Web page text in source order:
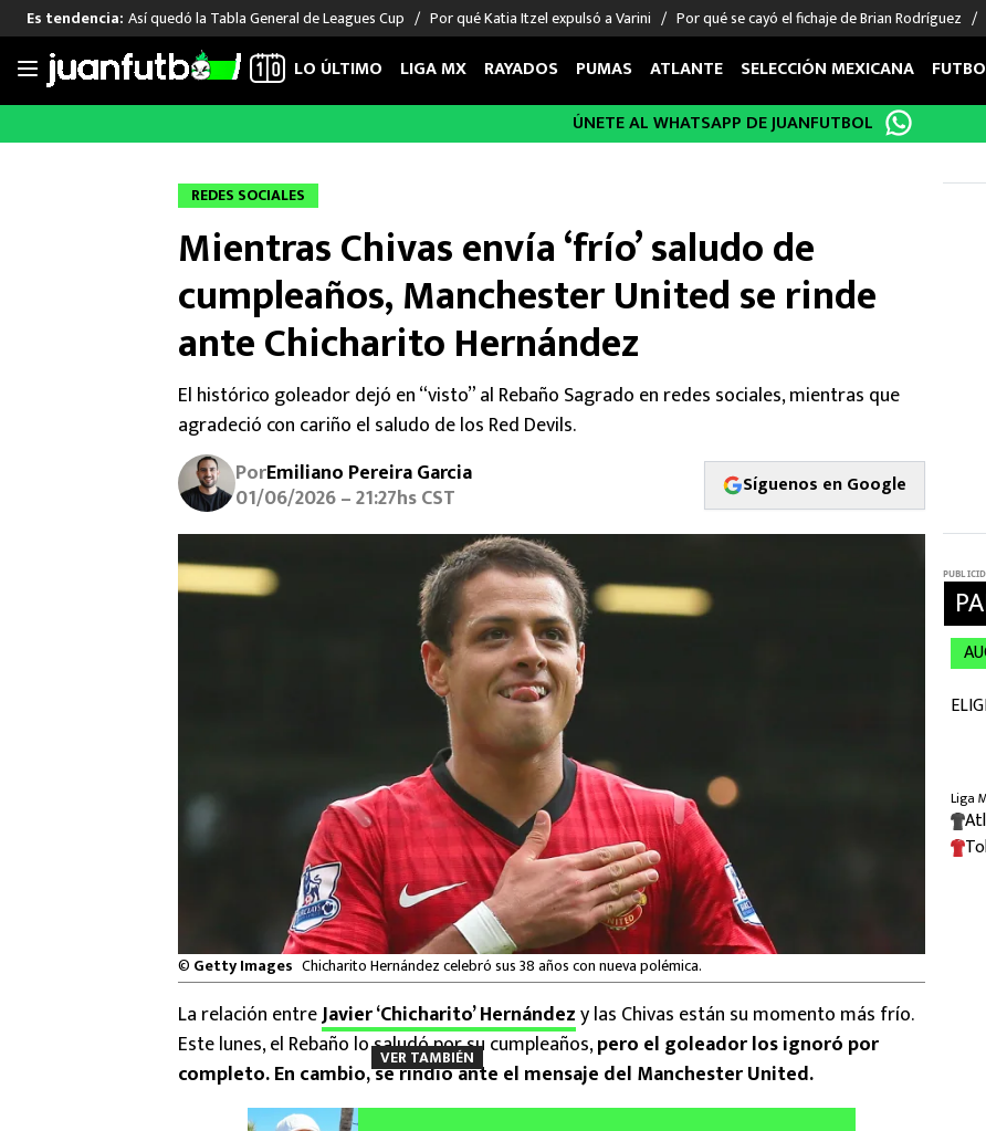
Saltar
Es tendencia: Así quedó la Tabla General de Leagues Cup Por qué Katia Itzel expulsó a Varini Por qué se cayó el fichaje de Brian Rodríguez
LIGA MX
Chivas de Guadalajara
Liga MX Femenil
FUT INTERNACIONAL
Las Noticias
Selección Mexicana
Champions League
Europa League
Real Madrid
Barcelona
MEXICANOS EN EL EXTRANJERO
Memo Ochoa
Chino Huerta
Edson Álvarez
Santiago Giménez
FIGURAS
Sergio Ramos
Giorgos Giakoumakis
André Jardine
DEPORTES
NFL
LO ÚLTIMO LIGA MX RAYADOS PUMAS ATLANTE SELECCIÓN MEXICANA
ÚNETE AL WHATSAPP DE JUANFUTBOL
REDES SOCIALES
Mientras Chivas envía ‘frío’ saludo de
cumpleaños, Manchester United se rinde
ante Chicharito Hernández
El histórico goleador dejó en “visto” al Rebaño Sagrado en redes sociales, mientras que
agradeció con cariño el saludo de los Red Devils.
PorEmiliano Pereira Garcia
01/06/2026 – 21:27hs CST Síguenos en Google
© Getty Images Chicharito Hernández celebró sus 38 años con nueva polémica.
La relación entreJavier ‘Chicharito’ Hernándezy las Chivas están su momento más frío.
Este lunes, el Rebaño lo saludó por su cumpleaños,pero el goleador los ignoró por
completo. En cambio, se rindió ante el mensaje del Manchester United.
VER TAMBIÉN